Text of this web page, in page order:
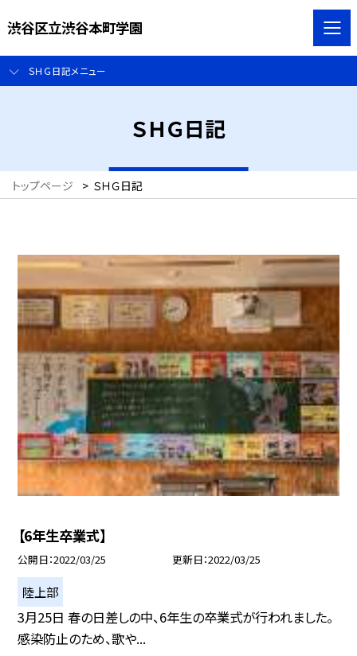
渋谷区立渋谷本町学園
ＳＨＧ日記メニュー
ＳＨＧ日記
トップページ > ＳＨＧ日記
【6年生卒業式】
公開日 2022/03/25 更新日 2022/03/25
陸上部
3月25日 春の日差しの中、6年生の卒業式が行われました。
感染防止のため、歌や...